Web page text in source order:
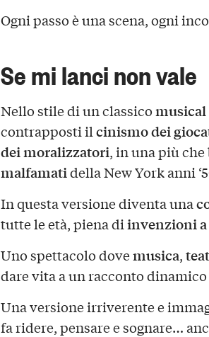
Ogni passo è una scena, ogni
Se mi lanci non vale
Nello stile di un classico
contrapposti ilcinismo dei
dei moralizzatori, in una più
malfamatidella New York anni
In questa versione diventa una
tutte le età, piena diinvenzioni a
Uno spettacolo dovemusica,
dare vita a un racconto
Una versione irriverente e
fa ridere, pensare e sognare…